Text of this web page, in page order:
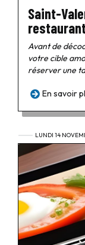
Saint-
Avant de
votre cible
réserver une
En savoir
LUNDI 14